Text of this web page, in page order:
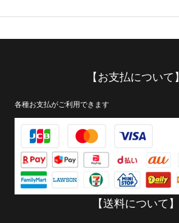
【お支払について】
各種お支払がご利用できます
【送料について】